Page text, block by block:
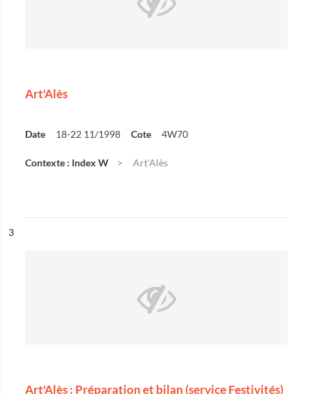
Art'Alès
Date 18-22 11/1998 Cote 4W70
Contexte : Index W Art'Alès
n°
3
Art'Alès : Préparation et bilan (service Festivités)